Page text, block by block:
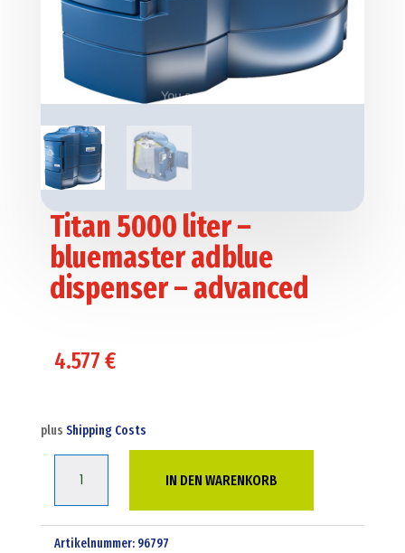
Titan 5000 liter –
bluemaster adblue
dispenser – advanced
4.577€
plus Shipping Costs
-
IN DEN WARENKORB
Artikelnummer: 96797